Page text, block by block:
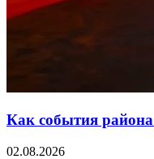
Как события
02.08.2026